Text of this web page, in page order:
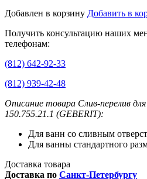
Добавлен в корзину Добавить в
Получить консультацию наших
телефонам:
(812) 642-92-33
(812) 939-42-48
Описание товара Слив-перелив
150.755.21.1 (GEBERIT):
Для ванн со сливным
Для ванны стандартного
Доставка товара
Доставка по Санкт-Петербургу